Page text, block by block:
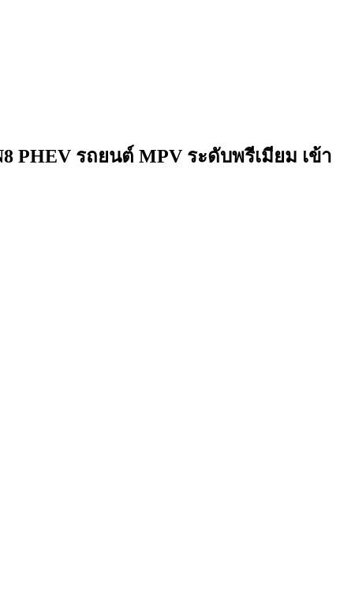
PHEV รถยนต์ MPV ระดับพรีเมียม เข้า